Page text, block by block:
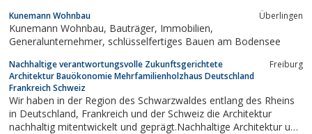
Bauträger, Projektentwicklung, Energie-Contracting, Contracting,
Gästewohnung, Gästewohnungsservice, Vermögensbildung,...
Kunemann Wohnbau Überlingen
Kunemann Wohnbau, Bauträger, Immobilien,
Generalunternehmer, schlüsselfertiges Bauen am Bodensee
Nachhaltige verantwortungsvolle Zukunftsgerichtete
Architektur Bauökonomie Mehrfamilienholzhaus Deutschland
Frankreich Schweiz
Freiburg
Wir haben in der Region des Schwarzwaldes entlang des Rheins
in Deutschland, Frankreich und der Schweiz die Architektur
nachhaltig mitentwickelt und geprägt.Nachhaltige Architektur und